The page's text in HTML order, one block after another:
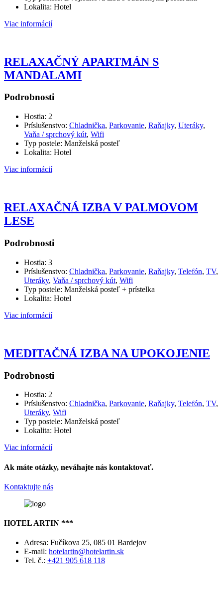
Lokalita: Hotel
Viac informácií
RELAXAČNÝ APARTMÁN S
MANDALAMI
Podrobnosti
Hostia: 2
Príslušenstvo: Chladnička, Parkovanie, Raňajky, Uteráky,
Vaňa / sprchový kút, Wifi
Typ postele: Manželská posteľ
Lokalita: Hotel
Viac informácií
RELAXAČNÁ IZBA V PALMOVOM
LESE
Podrobnosti
Hostia: 3
Príslušenstvo: Chladnička, Parkovanie, Raňajky, Telefón, TV,
Uteráky, Vaňa / sprchový kút, Wifi
Typ postele: Manželská posteľ + prístelka
Lokalita: Hotel
Viac informácií
MEDITAČNÁ IZBA NA UPOKOJENIE
Podrobnosti
Hostia: 2
Príslušenstvo: Chladnička, Parkovanie, Raňajky, Telefón, TV,
Uteráky, Wifi
Typ postele: Manželská posteľ
Lokalita: Hotel
Viac informácií
Ak máte otázky, neváhajte nás kontaktovať.
Kontaktujte nás
HOTEL ARTIN ***
Adresa: Fučíkova 25, 085 01 Bardejov
E-mail: hotelartin@hotelartin.sk
Tel. č.: +421 905 618 118